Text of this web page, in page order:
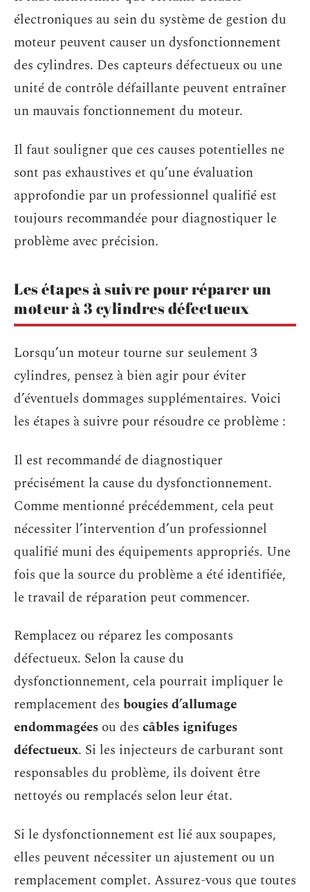
électroniques au sein du système de gestion du
moteur peuvent causer un dysfonctionnement
des cylindres. Des capteurs défectueux ou une
unité de contrôle défaillante peuvent entraîner
un mauvais fonctionnement du moteur.
Il faut souligner que ces causes potentielles ne
sont pas exhaustives et qu’une évaluation
approfondie par un professionnel qualifié est
toujours recommandée pour diagnostiquer le
problème avec précision.
Les étapes à suivre pour réparer un
moteur à 3 cylindres défectueux
Lorsqu’un moteur tourne sur seulement 3
cylindres, pensez à bien agir pour éviter
d’éventuels dommages supplémentaires. Voici
les étapes à suivre pour résoudre ce problème :
Il est recommandé de diagnostiquer
précisément la cause du dysfonctionnement.
Comme mentionné précédemment, cela peut
nécessiter l’intervention d’un professionnel
qualifié muni des équipements appropriés. Une
fois que la source du problème a été identifiée,
le travail de réparation peut commencer.
Remplacez ou réparez les composants
défectueux. Selon la cause du
dysfonctionnement, cela pourrait impliquer le
remplacement des bougies d’allumage
endommagées ou des câbles ignifuges
défectueux. Si les injecteurs de carburant sont
responsables du problème, ils doivent être
nettoyés ou remplacés selon leur état.
Si le dysfonctionnement est lié aux soupapes,
elles peuvent nécessiter un ajustement ou un
remplacement complet. Assurez-vous que toutes